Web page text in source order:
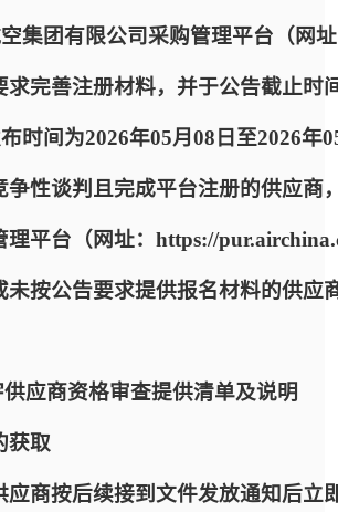
集团有限公司采购管理平台（网
求完善注册材料，并于公告截止时
时间为2026年05月08日至2026
争性谈判且完成平台注册的供应
理平台（网址：https://
未按公告要求提供报名材料的供
应商资格审查提供清单及说明
获取
应商按后续接到文件发放通知后